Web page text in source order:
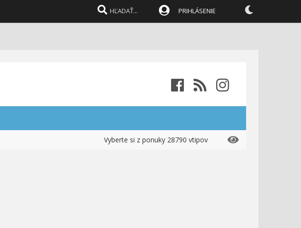
PRIHLÁSENIE
Vyberte si z ponuky 28790 vtipov